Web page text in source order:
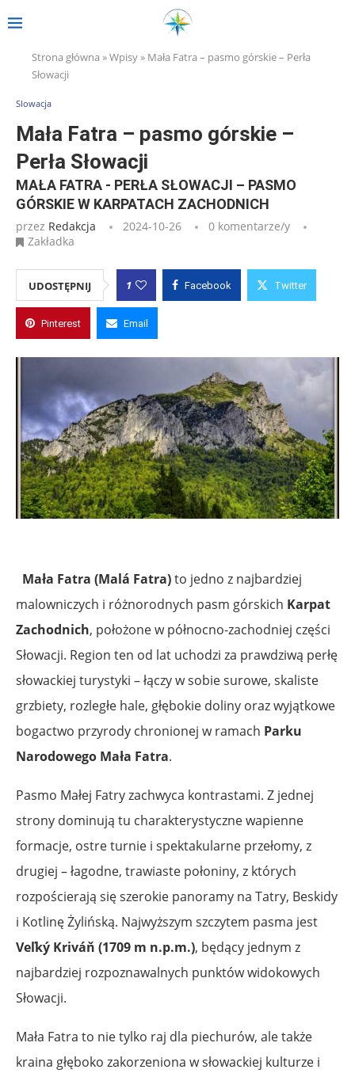
Strona główna »Wpisy» Mała Fatra – pasmo górskie – Perła
Słowacji
Slowacja
Mała Fatra – pasmo górskie –
Perła Słowacji
MAŁA FATRA - PERŁA SŁOWACJI – PASMO
GÓRSKIE W KARPATACH ZACHODNICH
przez Redakcja 2024-10-26
0 komentarze/y
Zakładka
UDOSTĘPNIJ 1 Facebook Twitter
Pinterest Email
Mała Fatra (Malá Fatra)to jedno z najbardziej
malowniczych i różnorodnych pasm górskich Karpat
Zachodnich, położone w północno-zachodniej części
Słowacji. Region ten od lat uchodzi za prawdziwą perłę
słowackiej turystyki – łączy w sobie surowe, skaliste
grzbiety, rozległe hale, głębokie doliny oraz wyjątkowe
bogactwo przyrody chronionej w ramach Parku
Narodowego Mała Fatra.
Pasmo Małej Fatry zachwyca kontrastami. Z jednej
strony dominują tu charakterystyczne wapienne
formacje, ostre turnie i spektakularne przełomy, z
drugiej – łagodne, trawiaste połoniny, z których
rozpościerają się szerokie panoramy na Tatry, Beskidy
i Kotlinę Żylińską. Najwyższym szczytem pasma jest
Veľký Kriváň (1709 m n.p.m.), będący jednym z
najbardziej rozpoznawalnych punktów widokowych
Słowacji.
Mała Fatra to nie tylko raj dla piechurów, ale także
kraina głęboko zakorzeniona w słowackiej kulturze i